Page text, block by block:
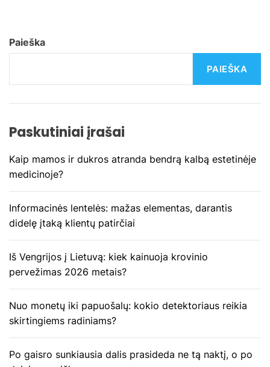
a
i
a
t
a
r
p
į
r
a
š
Paieška
PAIEŠKA
Paskutiniai įrašai
Kaip mamos ir dukros atranda bendrą kalbą estetinėje
medicinoje?
Informacinės lentelės: mažas elementas, darantis
didelę įtaką klientų patirčiai
Iš Vengrijos į Lietuvą: kiek kainuoja krovinio
pervežimas 2026 metais?
Nuo monetų iki papuošalų: kokio detektoriaus reikia
skirtingiems radiniams?
Po gaisro sunkiausia dalis prasideda ne tą naktį, o po